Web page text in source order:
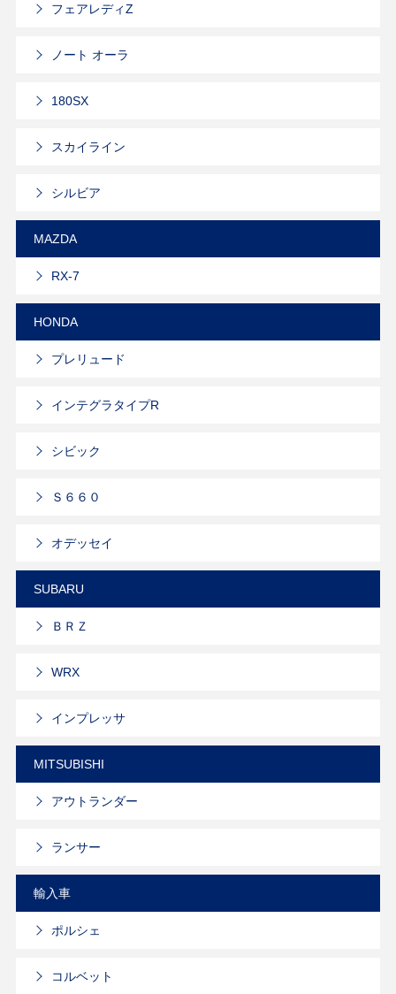
フェアレディZ
ノート オーラ
180SX
スカイライン
シルビア
MAZDA
RX-7
HONDA
プレリュード
インテグラタイプR
シビック
Ｓ６６０
オデッセイ
SUBARU
ＢＲＺ
WRX
インプレッサ
MITSUBISHI
アウトランダー
ランサー
輸入車
ポルシェ
コルベット